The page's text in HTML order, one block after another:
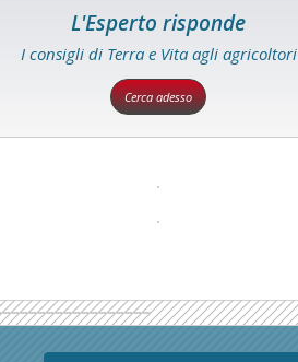
L'Esperto risponde
I consigli di Terra e Vita agli agricoltori
Cerca adesso